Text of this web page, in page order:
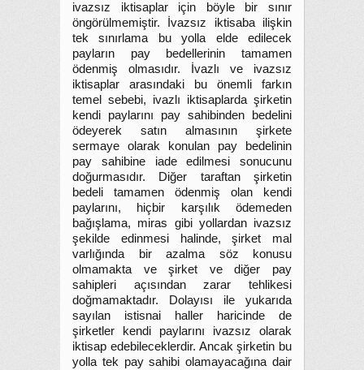
ivazsız iktisaplar için böyle bir sınır
öngörülmemiştir. İvazsız iktisaba ilişkin
tek sınırlama bu yolla elde edilecek
payların pay bedellerinin tamamen
ödenmiş olmasıdır. İvazlı ve ivazsız
iktisaplar arasındaki bu önemli farkın
temel sebebi, ivazlı iktisaplarda şirketin
kendi paylarını pay sahibinden bedelini
ödeyerek satın almasının şirkete
sermaye olarak konulan pay bedelinin
pay sahibine iade edilmesi sonucunu
doğurmasıdır. Diğer taraftan şirketin
bedeli tamamen ödenmiş olan kendi
paylarını, hiçbir karşılık ödemeden
bağışlama, miras gibi yollardan ivazsız
şekilde edinmesi halinde, şirket mal
varlığında bir azalma söz konusu
olmamakta ve şirket ve diğer pay
sahipleri açısından zarar tehlikesi
doğmamaktadır. Dolayısı ile yukarıda
sayılan istisnai haller haricinde de
şirketler kendi paylarını ivazsız olarak
iktisap edebileceklerdir. Ancak şirketin bu
yolla tek pay sahibi olamayacağına dair